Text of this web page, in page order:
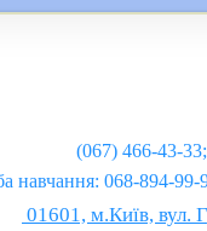
(067) 466-43-
894-99-
01601, м.Київ, вул.